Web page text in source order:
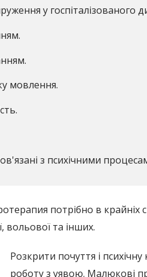
у госпіталізованого
мовлення.
з психічними
потрібно в крайніх
вольової та інших.
Розкрити почуття і
роботу з уявою. Малюкові